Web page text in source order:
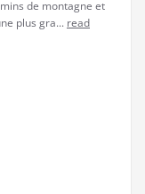
de montagne et
plus gra... read